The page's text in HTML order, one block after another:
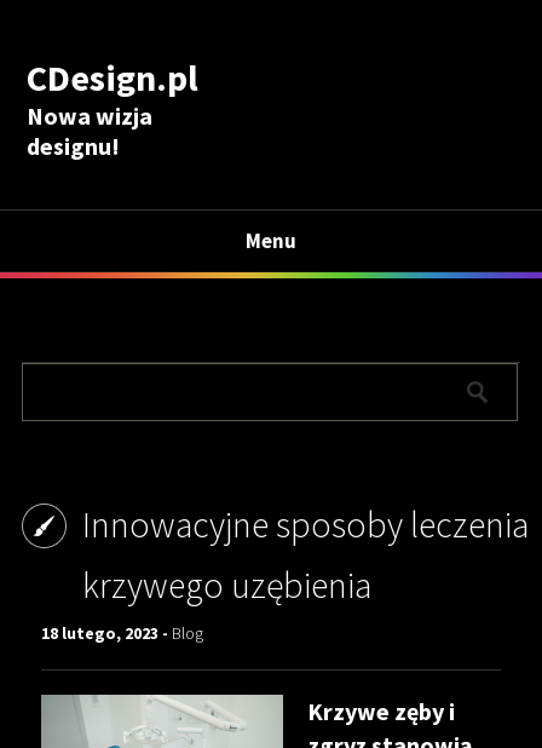
CDesign.pl
Nowa wizja
designu!
Menu
Innowacyjne sposoby leczenia
krzywego uzębienia
18 lutego, 2023 - Blog
Krzywe zęby i